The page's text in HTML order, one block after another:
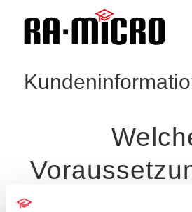
Hard- und